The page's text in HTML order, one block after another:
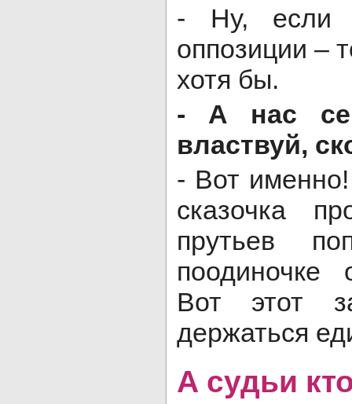
- Ну, если
оппозиции –
хотя бы.
- А нас
властвуй,
- Вот
сказочка
прутьев
поодиночке
Вот этот
держаться
А судьи